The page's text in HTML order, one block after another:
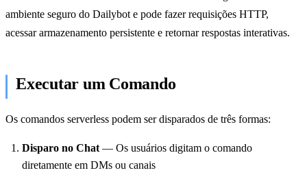
ambiente seguro do Dailybot e pode fazer requisições HTTP,
acessar armazenamento persistente e retornar respostas interativas.
Executar um Comando
Os comandos serverless podem ser disparados de três formas:
Disparo no Chat — Os usuários digitam o comando
diretamente em DMs ou canais